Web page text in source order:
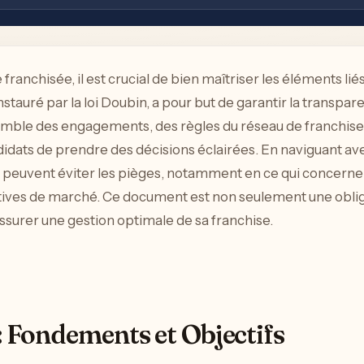
franchisée, il est crucial de bien maîtriser les éléments
par la loi Doubin, a pour but de garantir la
des engagements, des règles du réseau de
de prendre des décisions éclairées. En naviguant
éviter les pièges, notamment en ce qui
de marché. Ce document est non seulement une
une gestion optimale de sa franchise.
et Objectifs